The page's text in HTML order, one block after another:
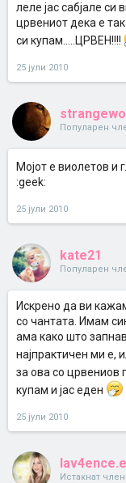
леле јас сабјале
црвениот дека е
си купам.....ЦРВЕН!!!!
25 јули 2010
Популарен
Мојот е виолетов и
:geek:
25 јули 2010
kate21
Популарен
Искрено да ви
со чантата. Имам
ама како што
најпрактичен ми е,
за ова со црвениов
купам и јас еден
25 јули 2010
Истакнат член